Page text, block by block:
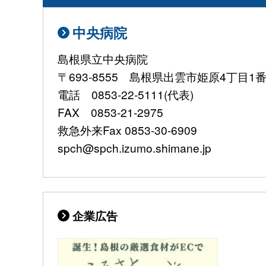
中央病院
島根県立中央病院
〒693-8555 島根県出雲市姫原4丁目1
電話 0853-22-5111(代表)
FAX 0853-21-2975
救急外来Fax 0853-30-6909
spch@spch.izumo.shimane.jp
企業広告